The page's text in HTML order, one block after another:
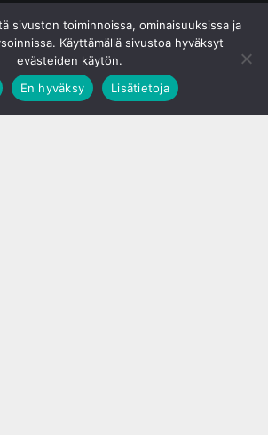
sivuston toiminnoissa, ominaisuuksissa ja
Käyttämällä sivustoa hyväksyt
evästeiden käytön.
En hyväksy Lisätietoja